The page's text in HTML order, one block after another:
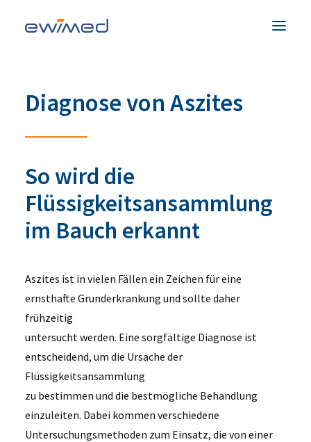
Medizinisches Fachpersonal
Produkte
Unternehmen
Service & Hilfe
Diagnose von Aszites
So wird die
Flüssigkeitsansammlung
im Bauch erkannt
Aszites ist in vielen Fällen ein Zeichen für eine
ernsthafte Grunderkrankung und sollte daher
frühzeitig
untersucht werden. Eine sorgfältige Diagnose ist
entscheidend, um die Ursache der
Flüssigkeitsansammlung
zu bestimmen und die bestmögliche Behandlung
einzuleiten. Dabei kommen verschiedene
Untersuchungsmethoden zum Einsatz, die von einer